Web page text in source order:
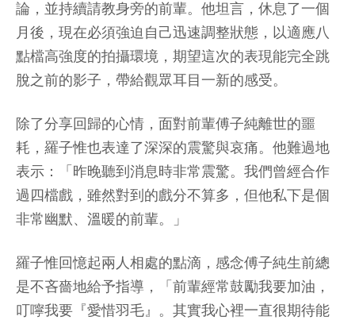
論，並持續請教身旁的前輩。他坦言，休息了一個
月後，現在必須強迫自己迅速調整狀態，以適應八
點檔高強度的拍攝環境，期望這次的表現能完全跳
脫之前的影子，帶給觀眾耳目一新的感受。
除了分享回歸的心情，面對前輩傅子純離世的噩
耗，羅子惟也表達了深深的震驚與哀痛。他難過地
表示：「昨晚聽到消息時非常震驚。我們曾經合作
過四檔戲，雖然對到的戲分不算多，但他私下是個
非常幽默、溫暖的前輩。」
羅子惟回憶起兩人相處的點滴，感念傅子純生前總
是不吝嗇地給予指導，「前輩經常鼓勵我要加油，
叮嚀我要『愛惜羽毛』。其實我心裡一直很期待能